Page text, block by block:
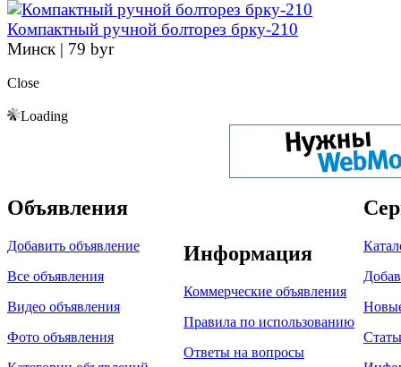
Компактный ручной болторез брку-210
Минск | 79 byr
Close
Loading
Объявления
Добавить объявление
Все объявления
Видео объявления
Фото объявления
Информация
Коммерческие объявления
Правила по использованию
Ответы на вопросы